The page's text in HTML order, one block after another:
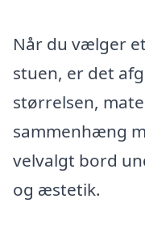
Når du vælger
stuen, er det
størrelsen,
sammenhæng
velvalgt bord
og æstetik.